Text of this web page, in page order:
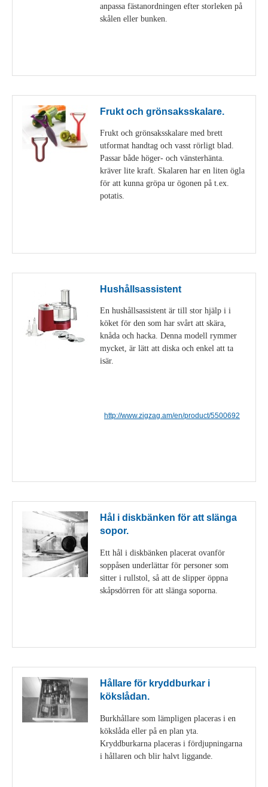
anpassa fästanordningen efter storleken på
skålen eller bunken.
Frukt och grönsaksskalare.
Frukt och grönsaksskalare med brett
utformat handtag och vasst rörligt blad.
Passar både höger- och vänsterhänta.
kräver lite kraft. Skalaren har en liten ögla
för att kunna gröpa ur ögonen på t.ex.
potatis.
Hushållsassistent
En hushållsassistent är till stor hjälp i i
köket för den som har svårt att skära,
knåda och hacka. Denna modell rymmer
mycket, är lätt att diska och enkel att ta
isär.
http://www.zigzag.am/en/product/5500692
Hål i diskbänken för att slänga
sopor.
Ett hål i diskbänken placerat ovanför
soppåsen underlättar för personer som
sitter i rullstol, så att de slipper öppna
skåpsdörren för att slänga soporna.
Hållare för kryddburkar i
kökslådan.
Burkhållare som lämpligen placeras i en
kökslåda eller på en plan yta.
Kryddburkarna placeras i fördjupningarna
i hållaren och blir halvt liggande.